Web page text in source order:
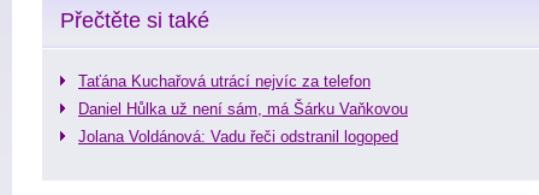
Přečtěte si také
Taťána Kuchařová utrácí nejvíc za telefon
Daniel Hůlka už není sám, má Šárku Vaňkovou
Jolana Voldánová: Vadu řeči odstranil logoped